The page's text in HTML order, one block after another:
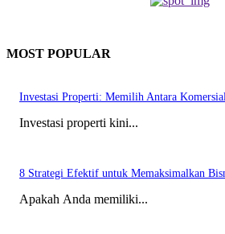
MOST POPULAR
Investasi Properti: Memilih Antara
Investasi properti kini...
8 Strategi Efektif untuk Memaksimalkan
Apakah Anda memiliki...